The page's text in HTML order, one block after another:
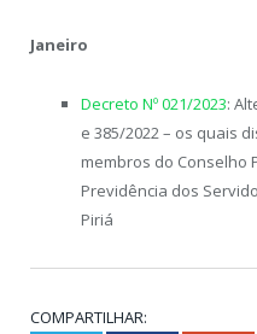
Janeiro
Decreto Nº 021/2023:
e 385/2022 – os quais
membros do Conselho
Previdência dos
Piriá
COMPARTILHAR: